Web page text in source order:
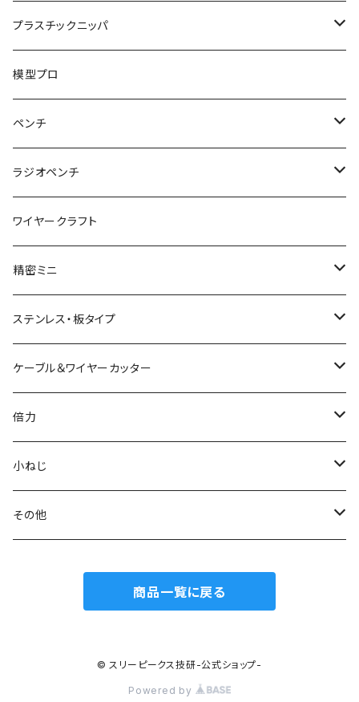
ハンマープライヤー用
グリップ
平ペンチ
ナイロンジョープライヤー
かるいニッパ
新サイズ強力ニッパ
パワーニッパ
ピアノ線強力ニッパ
結束バンド2WAYニッパ
結束バンドひっぱりニッパ
電工Fニッパ
電工パワーニッパ
模型プロ ニッパ
ミニマイクロニッパ
マイクロニッパ
ワイヤークラフトニッパ
プラスチックニッパ
プラスチックニッパ
かるいプラスチックニッパ
ミニプラスチックニッパ
マイクロプラスチックニッパ
模型プロ 片刃プラニッパ
片刃プラニッパ
ハイプラスチックニッパ
スリムプラスチックニッパ
斜プラスチックニッパ
エッジプラスチックニッパ
ステンレス、板タイププラスチックニッパ
刃面フラット（平面）
模型プロ
ペンチ
ペンチ
かるいペンチ
新サイズペンチ
かるいパワーペンチ
電工パワーペンチ
ラジオペンチ
ラジオペンチ
かるいラジオペンチ
新サイズラジオペンチ
マイクロラジオペンチ
ニードルノーズプライヤー
リードペンチ
ステンレス製ラジオペンチ
万能ラジオペンチ
ワイヤークラフトペンチ
ワイヤークラフト
精密ミニ
ミニマイクロニッパ
ミニプラスチックニッパ
エッジニッパ
ニードルノーズプライヤー
ミニリードペンチ
チェーンノーズプライヤー
ステンレス・板タイプ
ニッパ
プラスチックニッパ
ラジオペンチ
リードペンチ
ケーブル＆ワイヤーカッター
電工Fペンチ
ケーブルカッター
ワイヤーカッター
倍力
グリーンシリーズ
ジュエリーカッター
小ねじ
トラスねじバイス
小ねじプライヤー
その他
カートリッジレンチ
商品一覧に戻る
© スリーピークス技研-公式ショップ-
Powered by